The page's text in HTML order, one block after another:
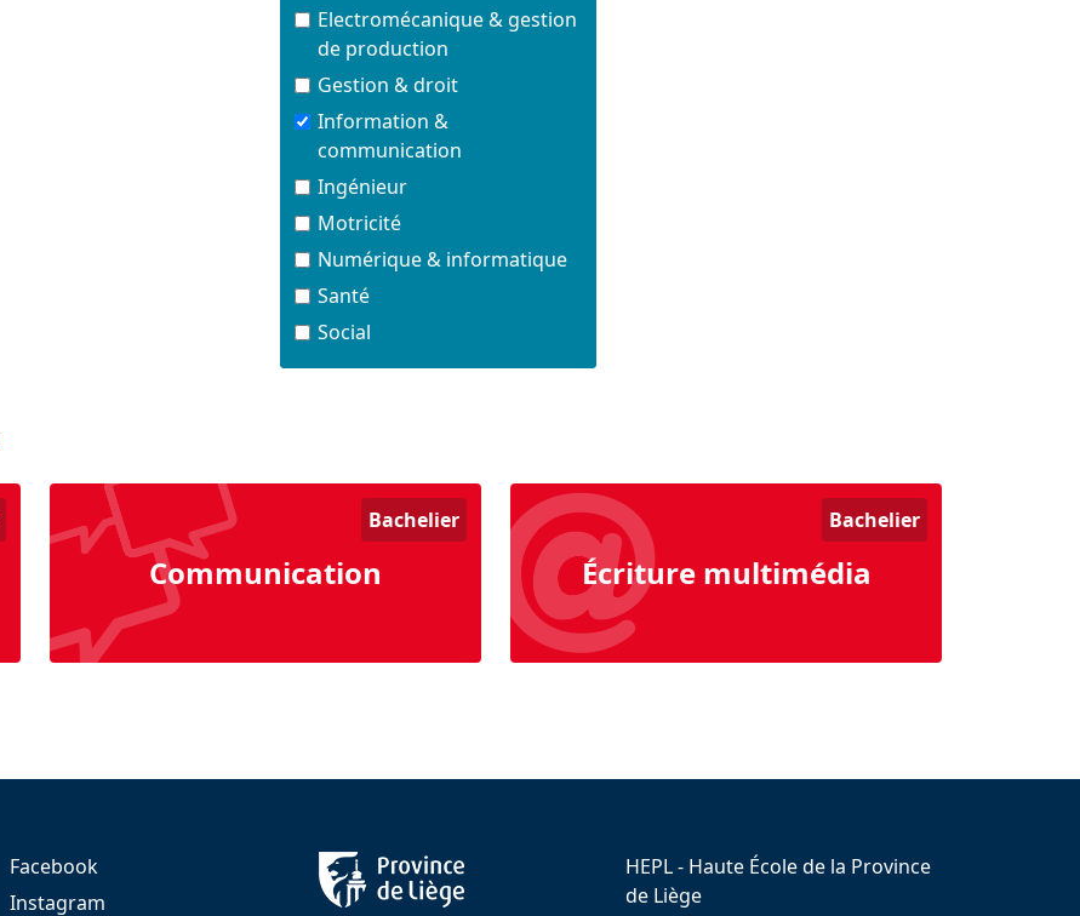
Electromécanique & gestion
de production
Gestion & droit
Information &
communication
Ingénieur
Motricité
Numérique & informatique
Santé
Social
Communication
Bachelier
Écriture multimédia
Bachelier
Facebook
Instagram
HEPL - Haute École de la Province
de Liège